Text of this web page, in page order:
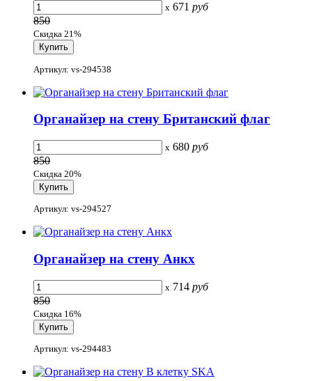
x 671 руб
850
Скидка 21%
Артикул: vs-294538
Органайзер на стену Британский флаг
x 680 руб
850
Скидка 20%
Артикул: vs-294527
Органайзер на стену Анкх
x 714 руб
850
Скидка 16%
Артикул: vs-294483